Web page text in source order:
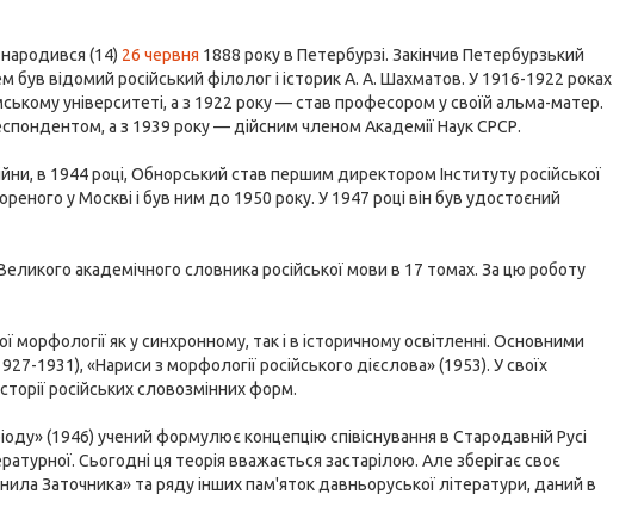
(14) 26 червня 1888 року в Петербурзі. Закінчив Петербурзький
був відомий російський філолог і історик А. А. Шахматов. У 1916-1922 роках
університеті, а з 1922 року — став професором у своїй альма-матер.
а з 1939 року — дійсним членом Академії Наук СРСР.
в 1944 році, Обнорський став першим директором Інституту російської
у Москві і був ним до 1950 року. У 1947 році він був удостоєний
академічного словника російської мови в 17 томах. За цю роботу
як у синхронному, так і в історичному освітленні. Основними
1931), «Нариси з морфології російського дієслова» (1953). У своїх
російських словозмінних форм.
(1946) учений формулює концепцію співіснування в Стародавній Русі
Сьогодні ця теорія вважається застарілою. Але зберігає своє
Заточника» та ряду інших пам'яток давньоруської літератури, даний в